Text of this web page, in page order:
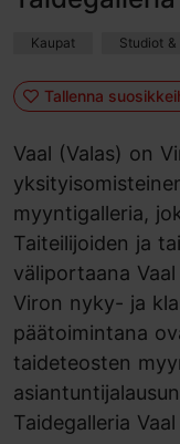
Kaupat Studiot
Tallenna
Vaal (Valas) on
myyntigalleria,
Taiteilijoiden ja
väliportaana
Viron nyky- ja
päätoimintana
taideteosten
Taidegalleria